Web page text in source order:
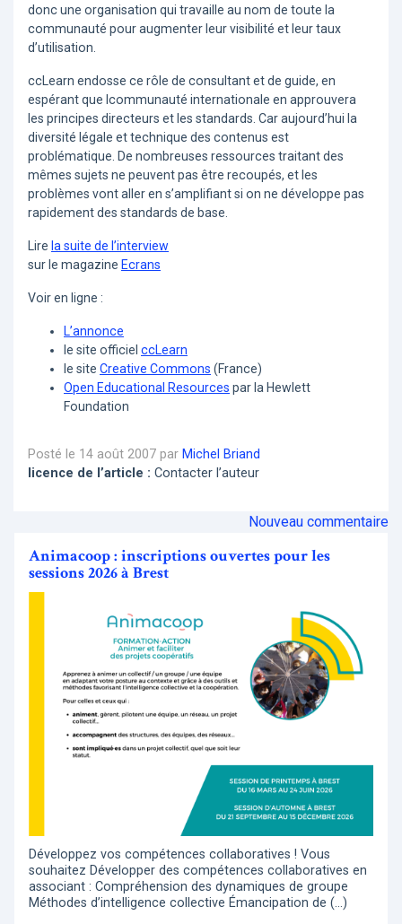
donc une organisation qui travaille au nom de toute la
communauté pour augmenter leur visibilité et leur taux
d’utilisation.
ccLearn endosse ce rôle de consultant et de guide, en
espérant que lcommunauté internationale en approuvera
les principes directeurs et les standards. Car aujourd’hui la
diversité légale et technique des contenus est
problématique. De nombreuses ressources traitant des
mêmes sujets ne peuvent pas être recoupés, et les
problèmes vont aller en s’amplifiant si on ne développe pas
rapidement des standards de base.
Lire la suite de l’interview
sur le magazine Ecrans
Voir en ligne :
L’annonce
le site officiel ccLearn
le site Creative Commons (France)
Open Educational Resources par la Hewlett
Foundation
Posté le 14 août 2007 par Michel Briand
licence de l’article : Contacter l’auteur
Nouveau commentaire
Animacoop : inscriptions ouvertes pour les
sessions 2026 à Brest
Développez vos compétences collaboratives ! Vous
souhaitez Développer des compétences collaboratives en
associant : Compréhension des dynamiques de groupe
Méthodes d’intelligence collective Émancipation de (…)